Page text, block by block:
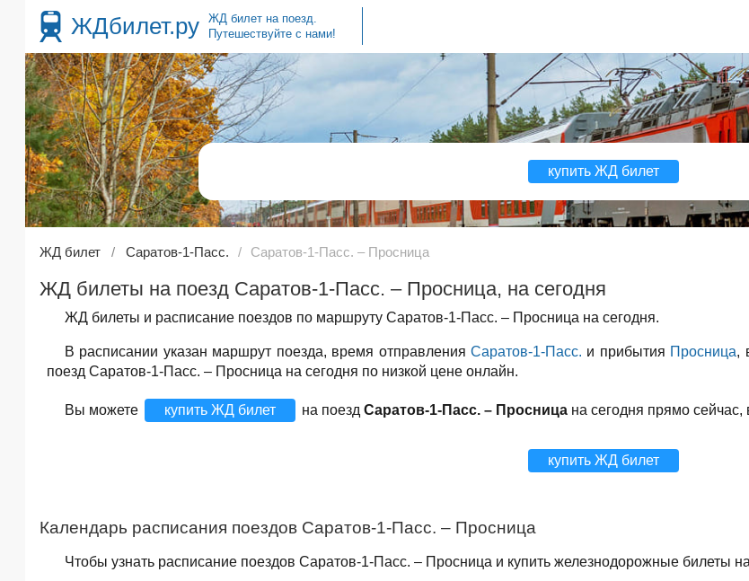
ЖДбилет.ру
ЖД билет на поезд.
Путешествуйте с нами!
купить ЖД билет
ЖД билет Саратов-1-Пасс. Саратов-1-Пасс. – Просница
ЖД билеты на поезд Саратов-1-Пасс. – Просница, на сегодня
ЖД билеты и расписание поездов по маршруту Саратов-1-Пасс. – Просница на сегодня.
В расписании указан маршрут поезда, время отправления Саратов-1-Пасс. и прибытия Просница,
поезд Саратов-1-Пасс. – Просница на сегодня по низкой цене онлайн.
Вы можете купить ЖД билет на поезд Саратов-1-Пасс. – Просница на сегодня прямо
купить ЖД билет
Календарь расписания поездов Саратов-1-Пасс. – Просница
Чтобы узнать расписание поездов Саратов-1-Пасс. – Просница и купить железнодорожные билеты